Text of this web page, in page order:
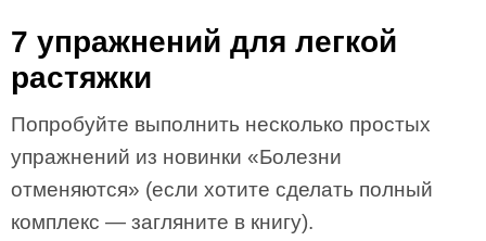
7 упражнений для легкой
растяжки
Попробуйте выполнить несколько простых
упражнений из новинки «Болезни
отменяются» (если хотите сделать полный
комплекс — загляните в книгу).